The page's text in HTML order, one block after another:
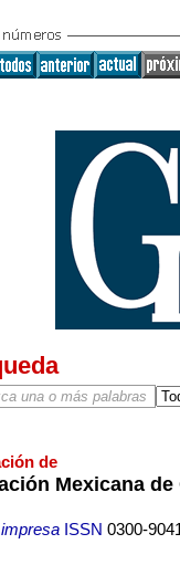
de
Mexicana
ISSN 0300-